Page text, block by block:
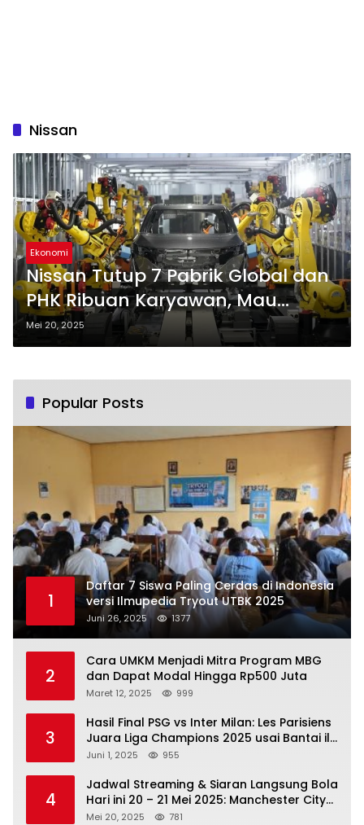
Nissan
Ekonomi
Nissan Tutup 7 Pabrik Global dan
PHK Ribuan Karyawan, Mau
Bangkrut
Mei 20, 2025
Popular Posts
1
Daftar 7 Siswa Paling Cerdas di Indonesia
versi Ilmupedia Tryout UTBK 2025
Juni 26, 2025 1377
2
Cara UMKM Menjadi Mitra Program MBG
dan Dapat Modal Hingga Rp500 Juta
Maret 12, 2025 999
3
Hasil Final PSG vs Inter Milan: Les Parisiens
Juara Liga Champions 2025 usai Bantai il
Nerazzurri
Juni 1, 2025 955
4
Jadwal Streaming & Siaran Langsung Bola
Hari ini 20 – 21 Mei 2025: Manchester City
vs Bournemouth
Mei 20, 2025 781